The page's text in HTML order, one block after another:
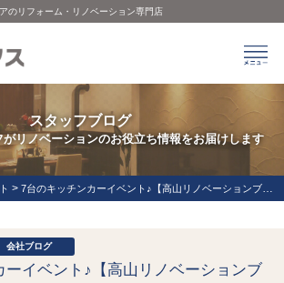
のリフォーム・リノベーション専門店
スタッフブログ
がリノベーションのお役立ち情報をお届けします
> 7台のキッチンカーイベント♪【高山リノベーションブログ】
会社ブログ
ーイベント♪【高山リノベーションブ